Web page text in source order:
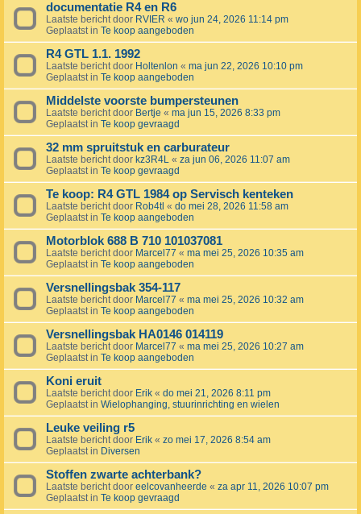
documentatie R4 en R6
Laatste bericht door RVIER « wo jun 24, 2026 11:14 pm
Geplaatst in Te koop aangeboden
R4 GTL 1.1. 1992
Laatste bericht door Holtenlon « ma jun 22, 2026 10:10 pm
Geplaatst in Te koop aangeboden
Middelste voorste bumpersteunen
Laatste bericht door Bertje « ma jun 15, 2026 8:33 pm
Geplaatst in Te koop gevraagd
32 mm spruitstuk en carburateur
Laatste bericht door kz3R4L « za jun 06, 2026 11:07 am
Geplaatst in Te koop gevraagd
Te koop: R4 GTL 1984 op Servisch kenteken
Laatste bericht door Rob4tl « do mei 28, 2026 11:58 am
Geplaatst in Te koop aangeboden
Motorblok 688 B 710 101037081
Laatste bericht door Marcel77 « ma mei 25, 2026 10:35 am
Geplaatst in Te koop aangeboden
Versnellingsbak 354-117
Laatste bericht door Marcel77 « ma mei 25, 2026 10:32 am
Geplaatst in Te koop aangeboden
Versnellingsbak HA0146 014119
Laatste bericht door Marcel77 « ma mei 25, 2026 10:27 am
Geplaatst in Te koop aangeboden
Koni eruit
Laatste bericht door Erik « do mei 21, 2026 8:11 pm
Geplaatst in Wielophanging, stuurinrichting en wielen
Leuke veiling r5
Laatste bericht door Erik « zo mei 17, 2026 8:54 am
Geplaatst in Diversen
Stoffen zwarte achterbank?
Laatste bericht door eelcovanheerde « za apr 11, 2026 10:07 pm
Geplaatst in Te koop gevraagd